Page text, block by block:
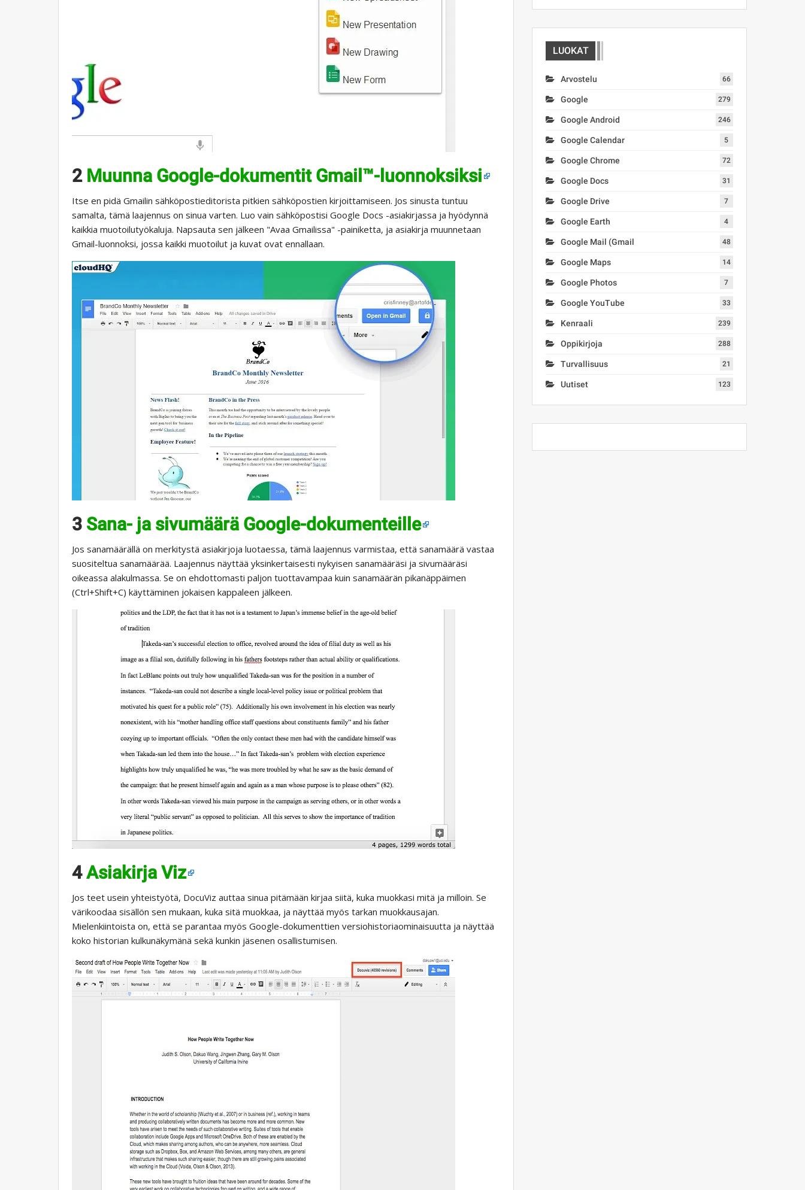
2 Muunna Google-dokumentit Gmail™-luonnoksiksi
Itse en pidä Gmailin sähköpostieditorista pitkien sähköpostien kirjoittamiseen. Jos sinusta tuntuu
samalta, tämä laajennus on sinua varten. Luo vain sähköpostisi Google Docs -asiakirjassa ja hyödynnä
kaikkia muotoilutyökaluja. Napsauta sen jälkeen "Avaa Gmailissa" -painiketta, ja asiakirja muunnetaan
Gmail-luonnoksi, jossa kaikki muotoilut ja kuvat ovat ennallaan.
3 Sana- ja sivumäärä Google-dokumenteille
Jos sanamäärällä on merkitystä asiakirjoja luotaessa, tämä laajennus varmistaa, että sanamäärä vastaa
suositeltua sanamäärää. Laajennus näyttää yksinkertaisesti nykyisen sanamääräsi ja sivumääräsi
oikeassa alakulmassa. Se on ehdottomasti paljon tuottavampaa kuin sanamäärän pikanäppäimen
(Ctrl+Shift+C) käyttäminen jokaisen kappaleen jälkeen.
4Asiakirja Viz
Jos teet usein yhteistyötä, DocuViz auttaa sinua pitämään kirjaa siitä, kuka muokkasi mitä ja milloin. Se
värikoodaa sisällön sen mukaan, kuka sitä muokkaa, ja näyttää myös tarkan muokkausajan.
Mielenkiintoista on, että se parantaa myös Google-dokumenttien versiohistoriaominaisuutta ja näyttää
koko historian kulkunäkymänä sekä kunkin jäsenen osallistumisen.
LUOKAT
Arvostelu 66
Google 279
Google Android 246
Google Calendar 5
Google Chrome 72
Google Docs 31
Google Drive 7
Google Earth 4
Google Mail (Gmail 48
Google Maps 14
Google Photos 7
Google YouTube 33
Kenraali 239
Oppikirjoja 288
Turvallisuus 21
Uutiset 123